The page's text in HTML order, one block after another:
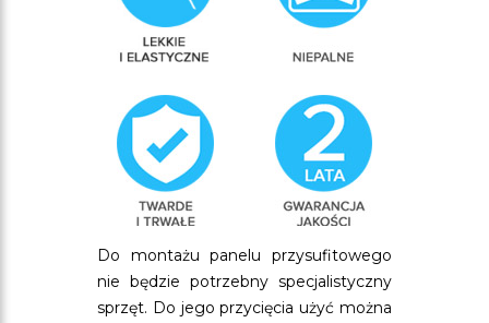
Do montażu panelu przysufitowego
nie będzie potrzebny specjalistyczny
sprzęt. Do jego przycięcia użyć można